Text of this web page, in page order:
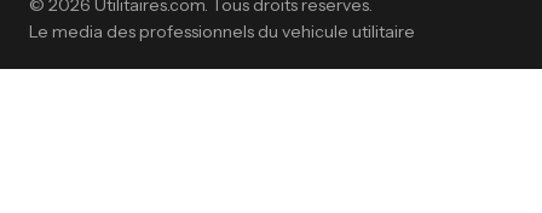
© 2026 Utilitaires.com. Tous droits reserves.
Le media des professionnels du vehicule utilitaire